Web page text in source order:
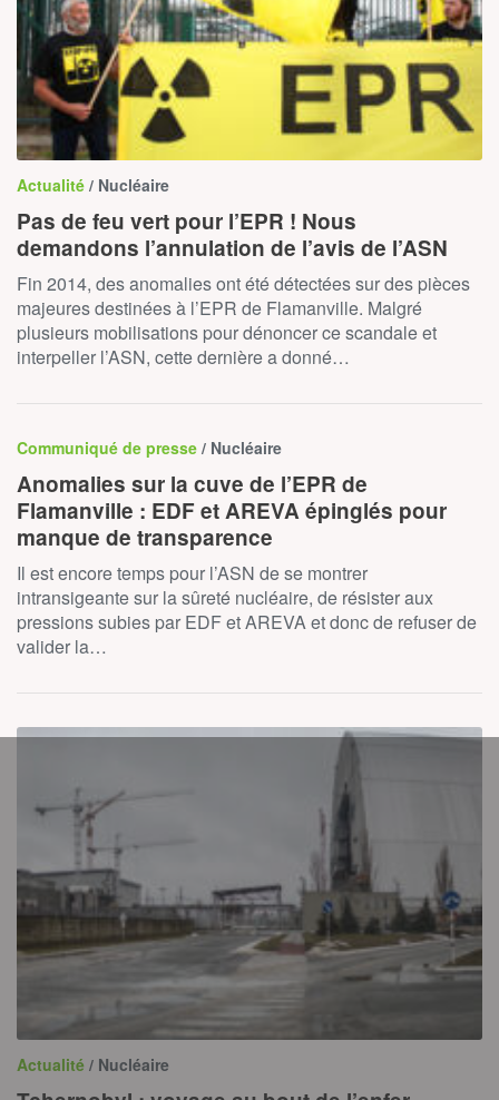
Actualité / Nucléaire
Pas de feu vert pour l’EPR ! Nous
demandons l’annulation de l’avis de l’ASN
Fin 2014, des anomalies ont été détectées sur des pièces
majeures destinées à l’EPR de Flamanville. Malgré
plusieurs mobilisations pour dénoncer ce scandale et
interpeller l’ASN, cette dernière a donné…
Communiqué de presse / Nucléaire
Anomalies sur la cuve de l’EPR de
Flamanville : EDF et AREVA épinglés pour
manque de transparence
Il est encore temps pour l’ASN de se montrer
intransigeante sur la sûreté nucléaire, de résister aux
pressions subies par EDF et AREVA et donc de refuser de
valider la…
Actualité / Nucléaire